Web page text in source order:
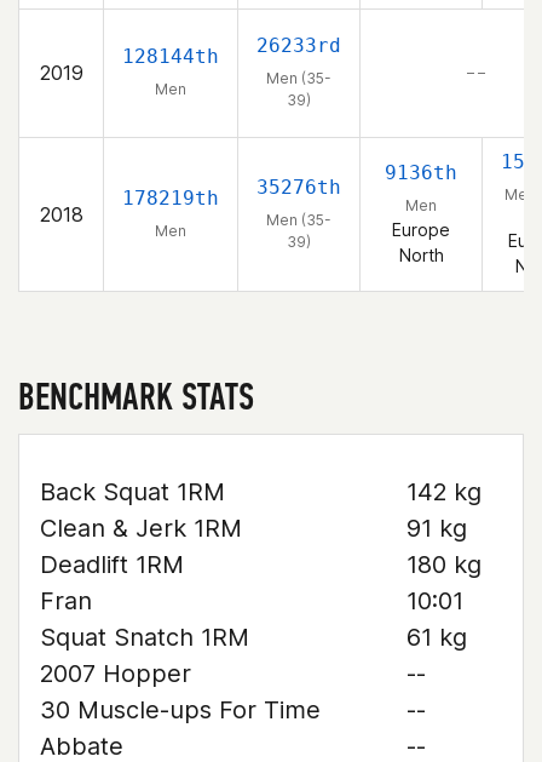
2019
128144th
Men
26233rd
Men (35-
39)
– –
2018
178219th
Men
35276th
Men (35-
39)
9136th
Men
Europe
North
Men
BENCHMARK STATS
Back Squat 1RM
142 kg
Clean & Jerk 1RM
91 kg
Deadlift 1RM
180 kg
Fran
10:01
Squat Snatch 1RM
61 kg
2007 Hopper
--
30 Muscle-ups For Time
--
Abbate
--